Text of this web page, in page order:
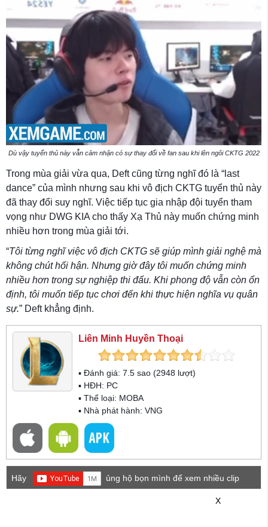
Dù vậy tuyển thủ này vẫn cảm nhận có sự thay đổi về fan sau khi lên ngôi CKTG 2022
Trong mùa giải vừa qua, Deft cũng từng nghĩ đó là “last
dance” của mình nhưng sau khi vô địch CKTG tuyển thủ này
đã thay đổi suy nghĩ. Việc tiếp tục gia nhập đội tuyển tham
vọng như DWG KIA cho thấy Xạ Thủ này muốn chứng minh
nhiều hơn trong mùa giải tới.
“Tôi từng nghĩ việc vô địch CKTG sẽ giúp mình giải nghệ mà
không chút hối hận. Nhưng giờ đây tôi muốn chứng minh
nhiều hơn trong sự nghiệp thi đấu. Khi phong độ vẫn còn ổn
định, tôi muốn tiếp tục chơi đến khi thực hiện nghĩa vụ quân
sự.” Deft khẳng định.
Liên Minh Huyền Thoại
▪ Đánh giá: 7.5 sao (2948 lượt)
▪ HĐH: PC
▪ Thể loại: MOBA
▪ Nhà phát hành: VNG
Hãy
ủng hộ bọn mình để xem nhiều clip
X